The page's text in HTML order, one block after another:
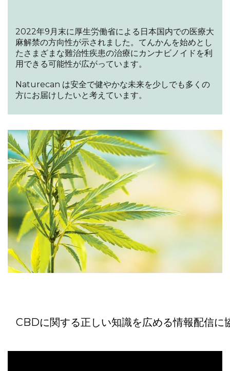
2022年9月末に厚生労働省による日本国内での医療大
麻解禁の方向性が示されました。てんかんを始めとし
たさまざまな難治性疾患の治療にカンナビノイドを利
用できる可能性が広がっています。
Naturecan は安全で健やかな未来を少しでも多くの
方にお届けしたいと考えています。
CBDに関する正しい知識を広める情報配信に